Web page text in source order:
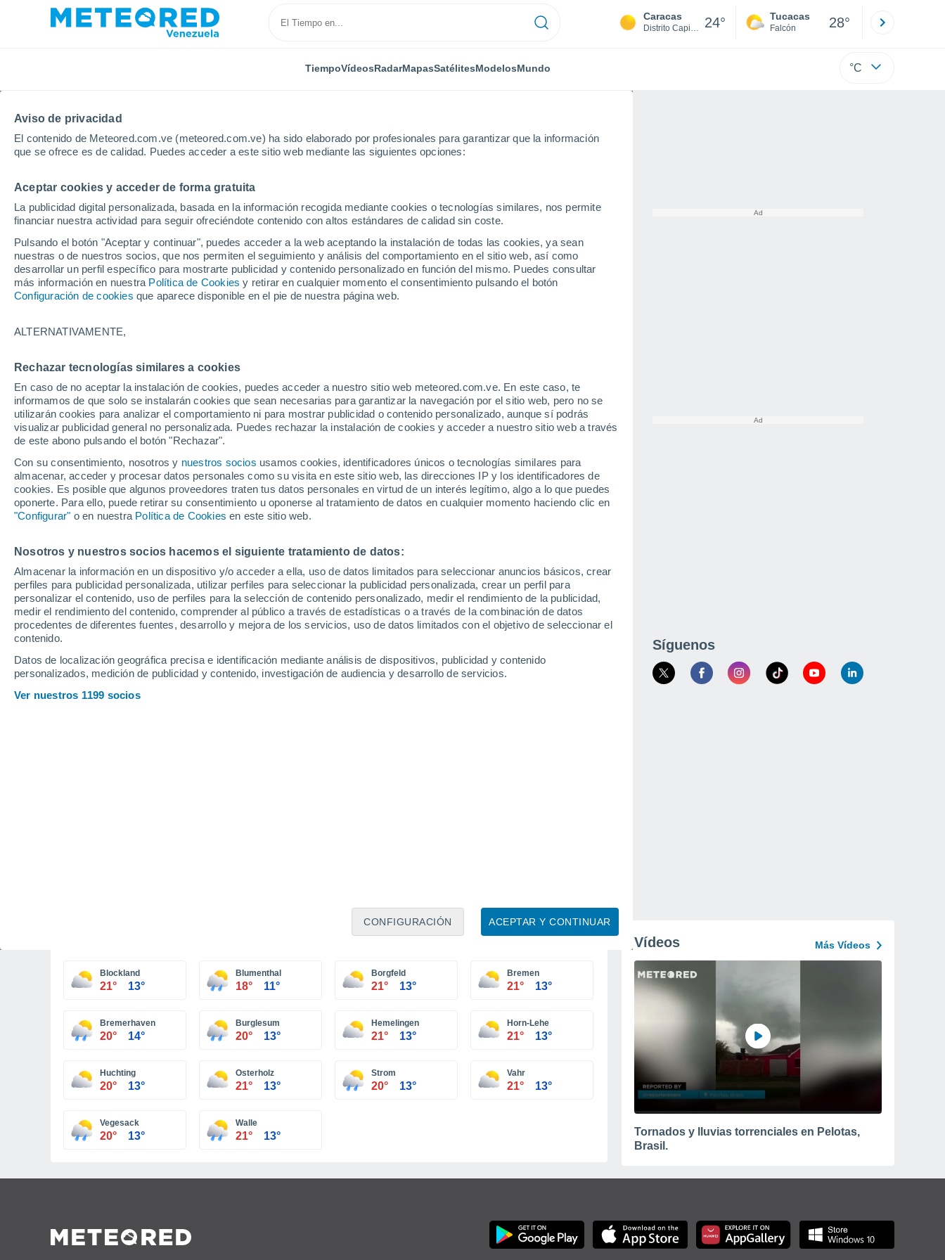
Aviso de privacidad
El contenido de Meteored.com.ve (meteored.com.ve) ha sido elaborado por profesionales para garantizar que la información
que se ofrece es de calidad. Puedes acceder a este sitio web mediante las siguientes opciones:
Aceptar cookies y acceder de forma gratuita
La publicidad digital personalizada, basada en la información recogida mediante cookies o tecnologías similares, nos permite
financiar nuestra actividad para seguir ofreciéndote contenido con altos estándares de calidad sin coste.
Pulsando el botón "Aceptar y continuar", puedes acceder a la web aceptando la instalación de todas las cookies, ya sean
nuestras o de nuestros socios, que nos permiten el seguimiento y análisis del comportamiento en el sitio web, así como
desarrollar un perfil específico para mostrarte publicidad y contenido personalizado en función del mismo. Puedes consultar
más información en nuestra Política de Cookies y retirar en cualquier momento el consentimiento pulsando el botón
Configuración de cookies que aparece disponible en el pie de nuestra página web.
ALTERNATIVAMENTE,
Rechazar tecnologías similares a cookies
En caso de no aceptar la instalación de cookies, puedes acceder a nuestro sitio web meteored.com.ve. En este caso, te
informamos de que solo se instalarán cookies que sean necesarias para garantizar la navegación por el sitio web, pero no se
utilizarán cookies para analizar el comportamiento ni para mostrar publicidad o contenido personalizado, aunque sí podrás
visualizar publicidad general no personalizada. Puedes rechazar la instalación de cookies y acceder a nuestro sitio web a través
de este abono pulsando el botón "Rechazar".
Con su consentimiento, nosotros y nuestros socios usamos cookies, identificadores únicos o tecnologías similares para
almacenar, acceder y procesar datos personales como su visita en este sitio web, las direcciones IP y los identificadores de
cookies. Es posible que algunos proveedores traten tus datos personales en virtud de un interés legítimo, algo a lo que puedes
oponerte. Para ello, puede retirar su consentimiento u oponerse al tratamiento de datos en cualquier momento haciendo clic en
"Configurar" o en nuestra Política de Cookies en este sitio web.
Nosotros y nuestros socios hacemos el siguiente tratamiento de datos:
Almacenar la información en un dispositivo y/o acceder a ella, uso de datos limitados para seleccionar anuncios básicos, crear
perfiles para publicidad personalizada, utilizar perfiles para seleccionar la publicidad personalizada, crear un perfil para
personalizar el contenido, uso de perfiles para la selección de contenido personalizado, medir el rendimiento de la publicidad,
medir el rendimiento del contenido, comprender al público a través de estadísticas o a través de la combinación de datos
procedentes de diferentes fuentes, desarrollo y mejora de los servicios, uso de datos limitados con el objetivo de seleccionar el
contenido.
Datos de localización geográfica precisa e identificación mediante análisis de dispositivos, publicidad y contenido
personalizados, medición de publicidad y contenido, investigación de audiencia y desarrollo de servicios.
Ver nuestros 1199 socios
ACEPTAR Y CONTINUAR
CONFIGURACIÓN
Caracas
Distrito Capital 24° Tucacas
Falcón 28°
TiempoVídeosRadarMapasSatélitesModelosMundo °C
Inicio Alemania Ciudad-Estado de Bremen
Tiempo en la Ciudad-Estado de Bremen
Hoy, 7 agosto Todo el día Símbolo
21°
13°
20°
14°
13°
Síguenos
Blockland
21° 13°
Blumenthal
18° 11°
Borgfeld
21° 13°
Bremen
21° 13°
Bremerhaven
20° 14°
Burglesum
20° 13°
Hemelingen
21° 13°
Horn-Lehe
21° 13°
Huchting
20° 13°
Osterholz
21° 13°
Strom
20° 13°
Vahr
21° 13°
Vegesack
20° 13°
Walle
21° 13°
Vídeos Más Vídeos
Tornados y lluvias torrenciales en Pelotas,
Brasil.